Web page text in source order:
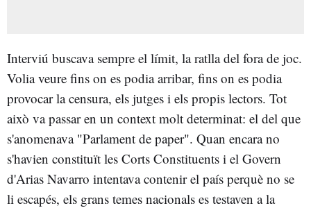
Interviú buscava sempre el límit, la ratlla del fora de joc.
Volia veure fins on es podia arribar, fins on es podia
provocar la censura, els jutges i els propis lectors. Tot
això va passar en un context molt determinat: el del que
s'anomenava "Parlament de paper". Quan encara no
s'havien constituït les Corts Constituents i el Govern
d'Arias Navarro intentava contenir el país perquè no se
li escapés, els grans temes nacionals es testaven a la